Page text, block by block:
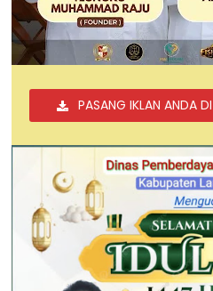
PASANG IKLAN ANDA